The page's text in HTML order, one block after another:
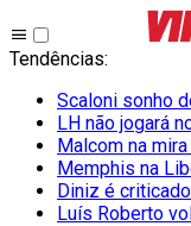
Tendências:
Scaloni sonho
LH não jogará
Malcom na
Memphis na
Diniz é
Luís Roberto